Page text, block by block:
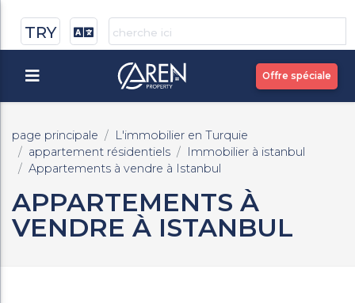
TRY
Offre spéciale
page principale
L'immobilier en Turquie
appartement résidentiels
Immobilier à istanbul
Appartements à vendre à Istanbul
APPARTEMENTS À
VENDRE À ISTANBUL